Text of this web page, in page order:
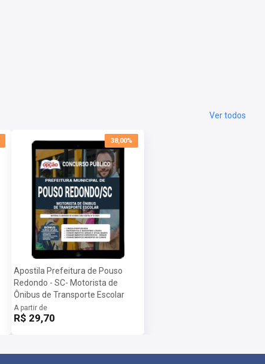
Ver todos
38,00%
Apostila Prefeitura de Pouso
Redondo - SC- Motorista de
Ônibus de Transporte Escolar
A partir de
R$ 29,70